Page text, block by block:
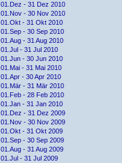
01.Dez - 31 Dez 2010
01.Nov - 30 Nov 2010
01.Okt - 31 Okt 2010
01.Sep - 30 Sep 2010
01.Aug - 31 Aug 2010
01.Jul - 31 Jul 2010
01.Jun - 30 Jun 2010
01.Mai - 31 Mai 2010
01.Apr - 30 Apr 2010
01.Mär - 31 Mär 2010
01.Feb - 28 Feb 2010
01.Jan - 31 Jan 2010
01.Dez - 31 Dez 2009
01.Nov - 30 Nov 2009
01.Okt - 31 Okt 2009
01.Sep - 30 Sep 2009
01.Aug - 31 Aug 2009
01.Jul - 31 Jul 2009